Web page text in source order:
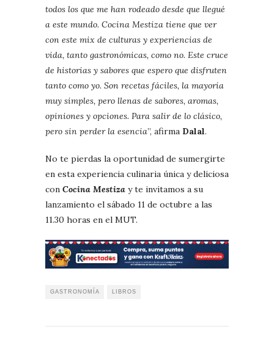
todos los que me han rodeado desde que llegué
a este mundo. Cocina Mestiza tiene que ver
con este mix de culturas y experiencias de
vida, tanto gastronómicas, como no. Este cruce
de historias y sabores que espero que disfruten
tanto como yo. Son recetas fáciles, la mayoría
muy simples, pero llenas de sabores, aromas,
opiniones y opciones. Para salir de lo clásico,
pero sin perder la esencia”, afirma Dalal.
No te pierdas la oportunidad de sumergirte
en esta experiencia culinaria única y deliciosa
con Cocina Mestiza y te invitamos a su
lanzamiento el sábado 11 de octubre a las
11.30 horas en el MUT.
GASTRONOMÍA LIBROS